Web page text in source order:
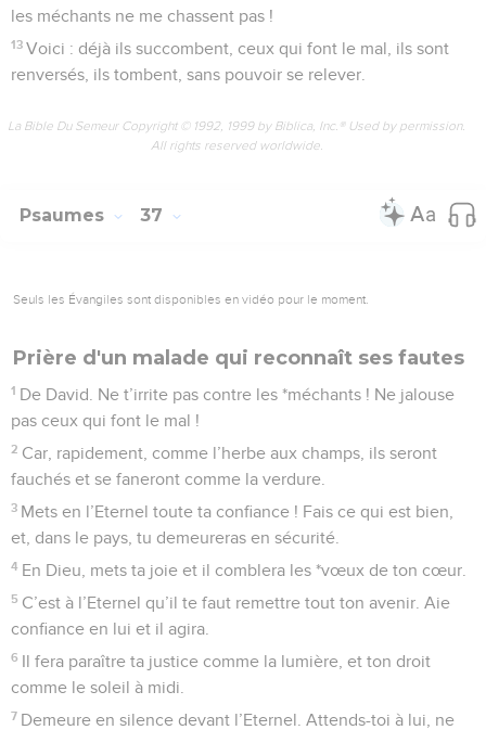
les méchants ne me chassent pas !
13 Voici : déjà ils succombent, ceux qui font le mal, ils sont
renversés, ils tombent, sans pouvoir se relever.
La Bible Du Semeur Copyright © 1992, 1999 by Biblica, Inc.® Used by permission.
All rights reserved worldwide.
Psaumes 37
Seuls les Évangiles sont disponibles en vidéo pour le moment.
Prière d'un malade qui reconnaît ses fautes
1 De David. Ne t’irrite pas contre les *méchants ! Ne jalouse
pas ceux qui font le mal !
2 Car, rapidement, comme l’herbe aux champs, ils seront
fauchés et se faneront comme la verdure.
3 Mets en l’Eternel toute ta confiance ! Fais ce qui est bien,
et, dans le pays, tu demeureras en sécurité.
4 En Dieu, mets ta joie et il comblera les *vœux de ton cœur.
5 C’est à l’Eternel qu’il te faut remettre tout ton avenir. Aie
confiance en lui et il agira.
6 Il fera paraître ta justice comme la lumière, et ton droit
comme le soleil à midi.
7 Demeure en silence devant l’Eternel. Attends-toi à lui, ne